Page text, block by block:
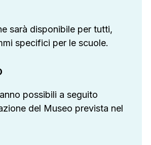
sarà disponibile per tutti,
specifici per le scuole.
possibili a seguito
del Museo prevista nel